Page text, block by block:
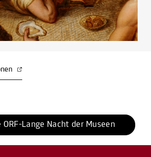
ORF-Lange Nacht der Museen